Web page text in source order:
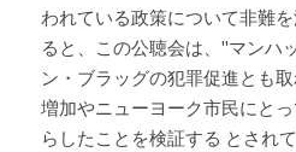
検索
われている政策について非難
ると、この公聴会は、"マンハ
ン・ブラッグの犯罪促進とも
増加やニューヨーク市民にと
らしたことを検証する とされて